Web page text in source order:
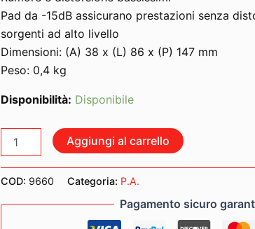
Pad da -15dB assicurano prestazioni senza
sorgenti ad alto livello
Dimensioni: (A) 38 x (L) 86 x (P) 147 mm
Peso: 0,4 kg
Disponibilità: Disponibile
MDB-
quantità
Aggiungi al carrello
COD: 9660 Categoria: P.A.
Pagamento sicuro